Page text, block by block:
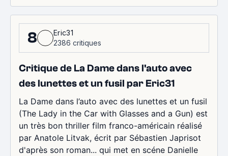
8
Eric31
2386 critiques
Critique de La Dame dans l'auto avec
des lunettes et un fusil par Eric31
La Dame dans l’auto avec des lunettes et un fusil
(The Lady in the Car with Glasses and a Gun) est
un très bon thriller film franco-américain réalisé
par Anatole Litvak, écrit par Sébastien Japrisot
d'après son roman... qui met en scéne Danielle